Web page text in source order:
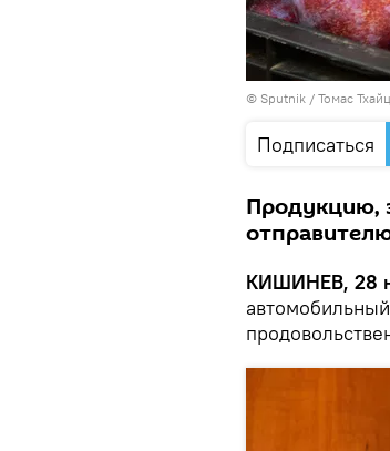
© Sputnik / Томас
Подписаться
Продукцию,
КИШИНЕВ, 28